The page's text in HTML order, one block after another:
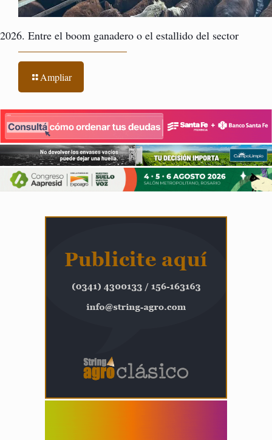
2026. Entre el boom ganadero o el estallido del sector
Ampliar